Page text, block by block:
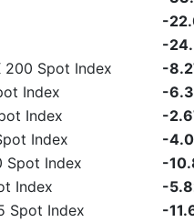
-
-
200 Spot Index
-
Index
-
Index
-
Index
-
Spot Index
-
Index
-
Spot Index -